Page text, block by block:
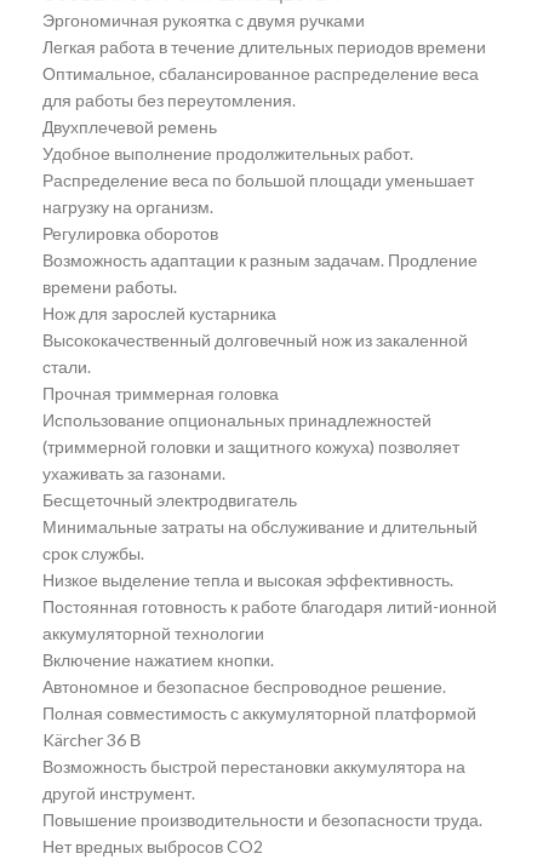
Эргономичная рукоятка с двумя ручками
Легкая работа в течение длительных периодов времени
Оптимальное, сбалансированное распределение веса
для работы без переутомления.
Двухплечевой ремень
Удобное выполнение продолжительных работ.
Распределение веса по большой площади уменьшает
нагрузку на организм.
Регулировка оборотов
Возможность адаптации к разным задачам. Продление
времени работы.
Нож для зарослей кустарника
Высококачественный долговечный нож из закаленной
стали.
Прочная триммерная головка
Использование опциональных принадлежностей
(триммерной головки и защитного кожуха) позволяет
ухаживать за газонами.
Бесщеточный электродвигатель
Минимальные затраты на обслуживание и длительный
срок службы.
Низкое выделение тепла и высокая эффективность.
Постоянная готовность к работе благодаря литий-ионной
аккумуляторной технологии
Включение нажатием кнопки.
Автономное и безопасное беспроводное решение.
Полная совместимость с аккумуляторной платформой
Kärcher 36 В
Возможность быстрой перестановки аккумулятора на
другой инструмент.
Повышение производительности и безопасности труда.
Нет вредных выбросов CO2